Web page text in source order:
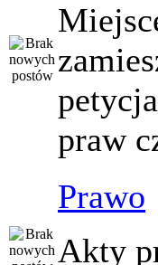
praw
Prawo
Akty